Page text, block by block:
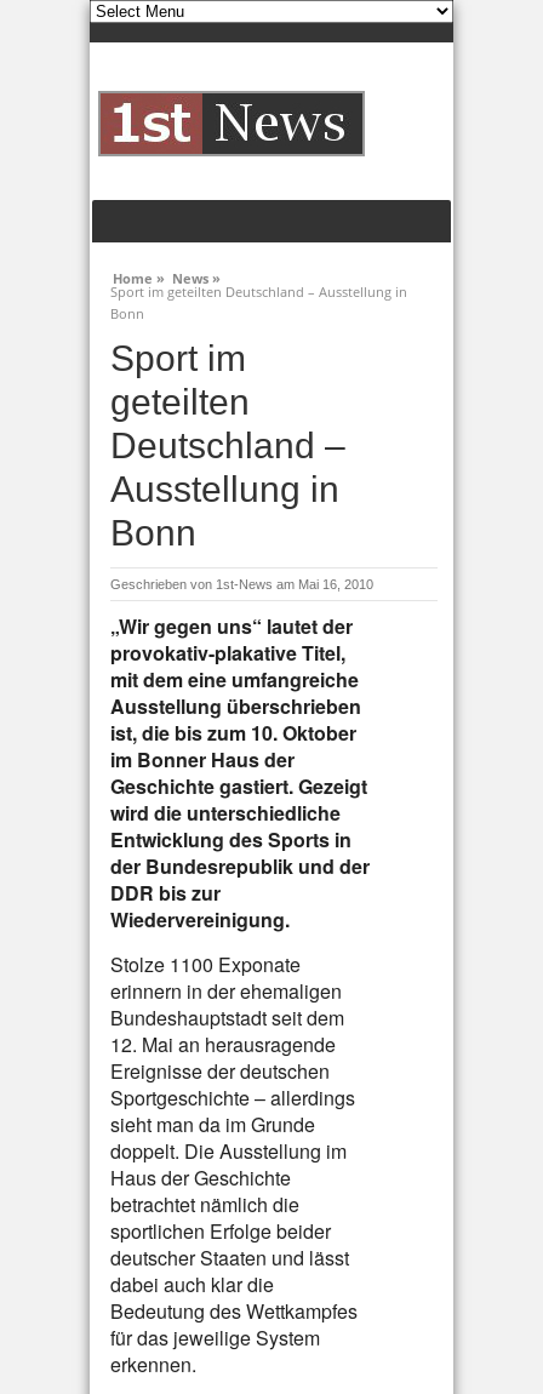
Home » News »
Sport im geteilten Deutschland – Ausstellung in
Bonn
Sport im
geteilten
Deutschland –
Ausstellung in
Bonn
Geschrieben von 1st-News am Mai 16, 2010
„Wir gegen uns“ lautet der
provokativ-plakative Titel,
mit dem eine umfangreiche
Ausstellung überschrieben
ist, die bis zum 10. Oktober
im Bonner Haus der
Geschichte gastiert. Gezeigt
wird die unterschiedliche
Entwicklung des Sports in
der Bundesrepublik und der
DDR bis zur
Wiedervereinigung.
Stolze 1100 Exponate
erinnern in der ehemaligen
Bundeshauptstadt seit dem
12. Mai an herausragende
Ereignisse der deutschen
Sportgeschichte – allerdings
sieht man da im Grunde
doppelt. Die Ausstellung im
Haus der Geschichte
betrachtet nämlich die
sportlichen Erfolge beider
deutscher Staaten und lässt
dabei auch klar die
Bedeutung des Wettkampfes
für das jeweilige System
erkennen.